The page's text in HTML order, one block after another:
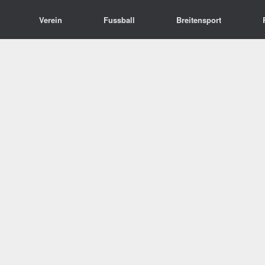
Verein Fussball Breitensport